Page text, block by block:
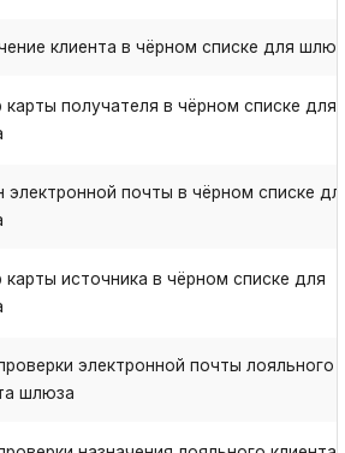
клиента в чёрном списке для
карты получателя в чёрном списке для
почты в чёрном списке
карты источника в чёрном списке для
электронной почты лояльного
шлюза